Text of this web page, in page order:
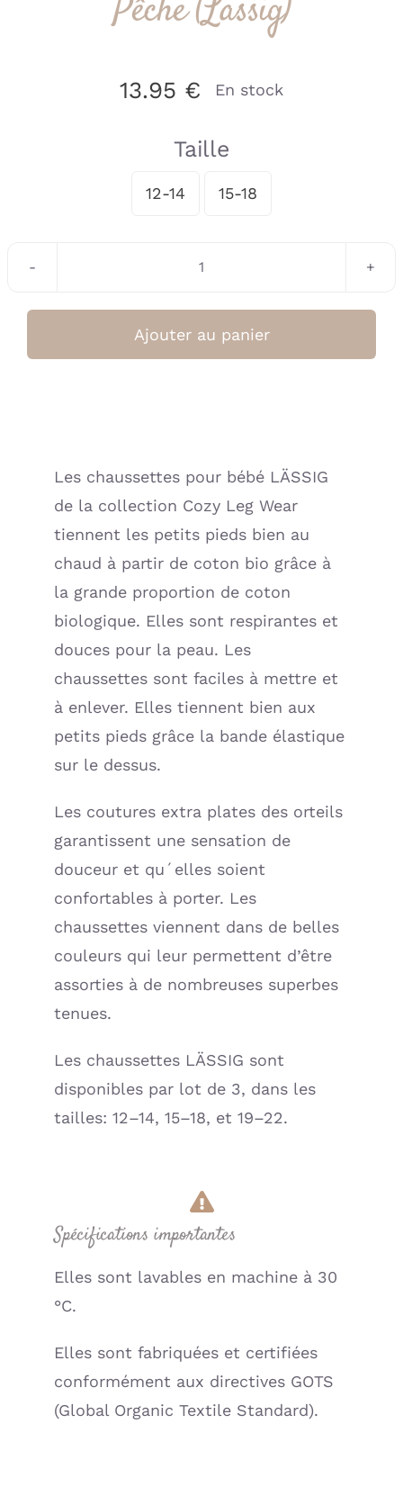
Pêche (Lassig)
13.95 € En stock
Taille
12-14 15-18
Lot
Rayure
-
Lila
clair
(Lassig)
Ajouter au panier
Les chaussettes pour bébé LÄSSIG
de la collection Cozy Leg Wear
tiennent les petits pieds bien au
chaud à partir de coton bio grâce à
la grande proportion de coton
biologique. Elles sont respirantes et
douces pour la peau. Les
chaussettes sont faciles à mettre et
à enlever. Elles tiennent bien aux
petits pieds grâce la bande élastique
sur le dessus.
Les coutures extra plates des orteils
garantissent une sensation de
douceur et qu´elles soient
confortables à porter. Les
chaussettes viennent dans de belles
couleurs qui leur permettent d’être
assorties à de nombreuses superbes
tenues.
Les chaussettes LÄSSIG sont
disponibles par lot de 3, dans les
tailles: 12–14, 15–18, et 19–22.
Spécifications importantes
Elles sont lavables en machine à 30
°C.
Elles sont fabriquées et certifiées
conformément aux directives GOTS
(Global Organic Textile Standard).